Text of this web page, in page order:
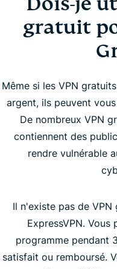
gratuit
Même si les VPN
argent, ils peuvent
De nombreux VPN
contiennent des
rendre vulnérable
Il n'existe pas de
ExpressVPN.
programme pendant
satisfait ou remboursé.